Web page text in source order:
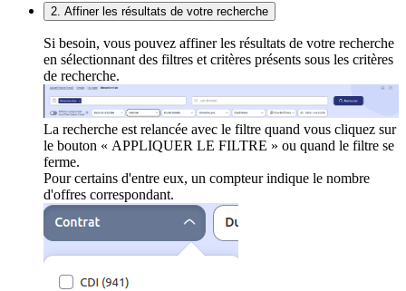
2. Affiner les résultats de votre recherche
Si besoin, vous pouvez affiner les résultats de votre recherche
en sélectionnant des filtres et critères présents sous les critères
de recherche.
La recherche est relancée avec le filtre quand vous cliquez sur
le bouton « APPLIQUER LE FILTRE » ou quand le filtre se
ferme.
Pour certains d'entre eux, un compteur indique le nombre
d'offres correspondant.